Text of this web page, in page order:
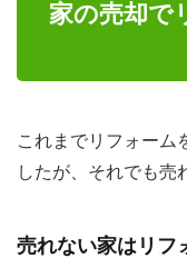
家の売却で
これまでリフォーム
したが、それでも売
売れない家はリフ